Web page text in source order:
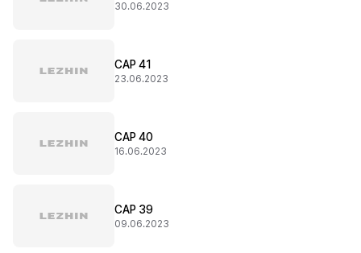
30.06.2023
CAP 41
23.06.2023
CAP 40
16.06.2023
CAP 39
09.06.2023